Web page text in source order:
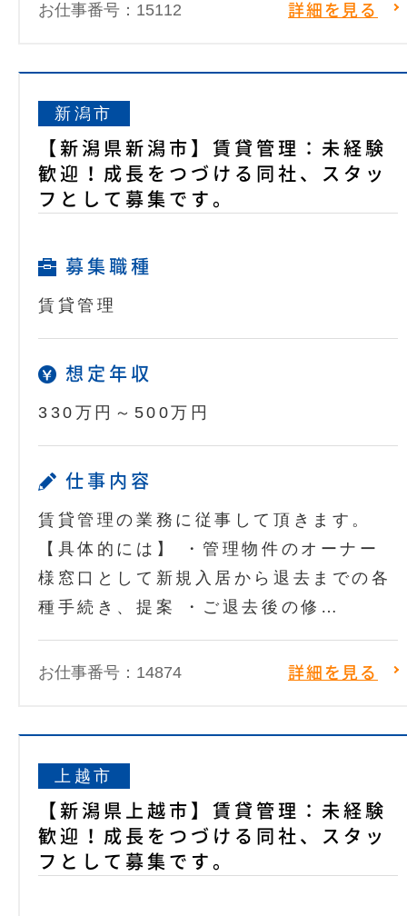
お仕事番号：15112 詳細を見る
新潟市
【新潟県新潟市】賃貸管理：未経験
歓迎！成長をつづける同社、スタッ
フとして募集です。
募集職種
賃貸管理
想定年収
330万円～500万円
仕事内容
賃貸管理の業務に従事して頂きます。
【具体的には】 ・管理物件のオーナー
様窓口として新規入居から退去までの各
種手続き、提案 ・ご退去後の修…
お仕事番号：14874 詳細を見る
上越市
【新潟県上越市】賃貸管理：未経験
歓迎！成長をつづける同社、スタッ
フとして募集です。